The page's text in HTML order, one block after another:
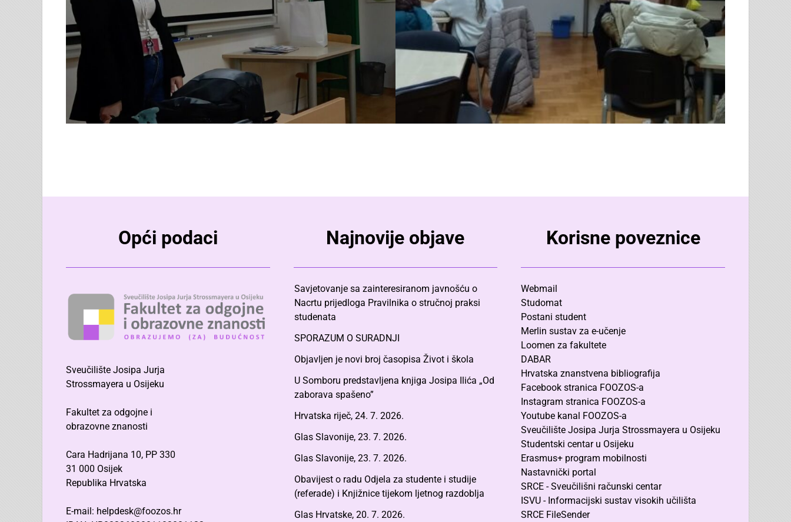
Opći podaci
Sveučilište Josipa Jurja
Strossmayera u Osijeku
Fakultet za odgojne i
obrazovne znanosti
Cara Hadrijana 10, PP 330
31 000 Osijek
Republika Hrvatska
E-mail: helpdesk@foozos.hr
Najnovije objave
Savjetovanje sa zainteresiranom javnošću o
Nacrtu prijedloga Pravilnika o stručnoj praksi
studenata
SPORAZUM O SURADNJI
Objavljen je novi broj časopisa Život i škola
U Somboru predstavljena knjiga Josipa Ilića „Od
zaborava spašeno”
Hrvatska riječ, 24. 7. 2026.
Glas Slavonije, 23. 7. 2026.
Glas Slavonije, 23. 7. 2026.
Obavijest o radu Odjela za studente i studije
(referade) i Knjižnice tijekom ljetnog razdoblja
Glas Hrvatske, 20. 7. 2026.
Korisne poveznice
Webmail
Studomat
Postani student
Merlin sustav za e-učenje
Loomen za fakultete
DABAR
Hrvatska znanstvena bibliografija
Facebook stranica FOOZOS-a
Instagram stranica FOOZOS-a
Youtube kanal FOOZOS-a
Sveučilište Josipa Jurja Strossmayera u Osijeku
Studentski centar u Osijeku
Erasmus+ program mobilnosti
Nastavnički portal
SRCE - Sveučilišni računski centar
ISVU - Informacijski sustav visokih učilišta
SRCE FileSender